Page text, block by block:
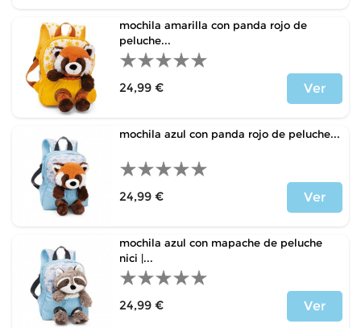
mochila amarilla con panda rojo de
peluche...
24,99 €
Ver
mochila azul con panda rojo de peluche...
24,99 €
Ver
mochila azul con mapache de peluche
nici |...
24,99 €
Ver